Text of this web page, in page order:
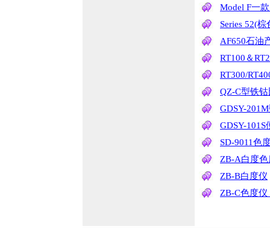
Model F一
Series 52(
AF650石油
RT100＆
RT300/
QZ-C型铁
GDSY-
GDSY-
SD-9011色
ZB-A白度色
ZB-B白度仪
ZB-C色度